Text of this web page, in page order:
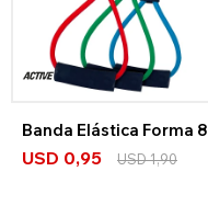
Banda Elástica Forma 8
USD 0,95 USD1,90